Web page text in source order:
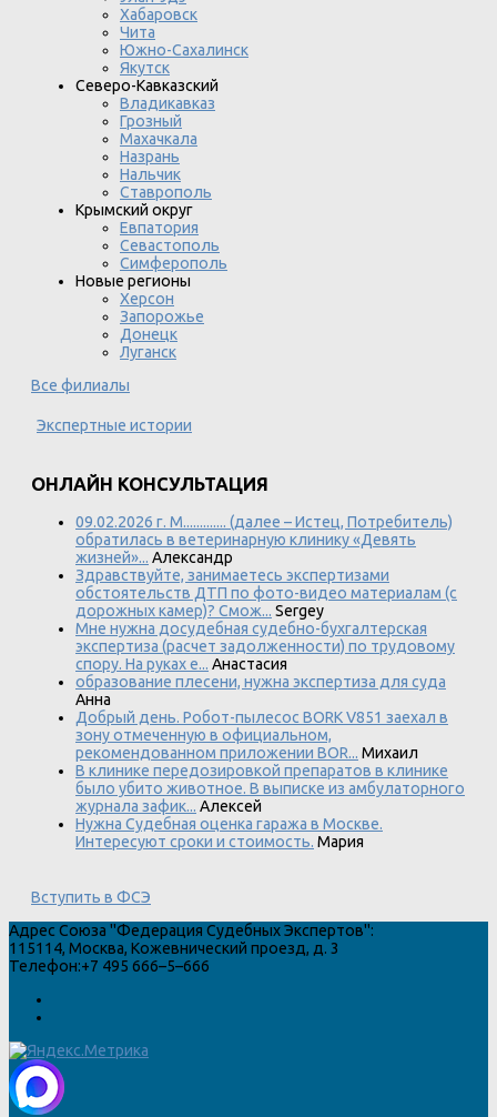
Хабаровск
Чита
Южно-Сахалинск
Якутск
Северо-Кавказский
Владикавказ
Грозный
Махачкала
Назрань
Нальчик
Ставрополь
Крымский округ
Евпатория
Севастополь
Симферополь
Новые регионы
Херсон
Запорожье
Донецк
Луганск
Все филиалы
Экспертные истории
ОНЛАЙН КОНСУЛЬТАЦИЯ
09.02.2026 г. М............. (далее – Истец, Потребитель)
обратилась в ветеринарную клинику «Девять
жизней»... Александр
Здравствуйте, занимаетесь экспертизами
обстоятельств ДТП по фото-видео материалам (с
дорожных камер)? Смож... Sergey
Мне нужна досудебная судебно-бухгалтерская
экспертиза (расчет задолженности) по трудовому
спору. На руках е... Анастасия
образование плесени, нужна экспертиза для суда
Анна
Добрый день. Робот-пылесос BORK V851 заехал в
зону отмеченную в официальном,
рекомендованном приложении BOR... Михаил
В клинике передозировкой препаратов в клинике
было убито животное. В выписке из амбулаторного
журнала зафик... Алексей
Нужна Судебная оценка гаража в Москве.
Интересуют сроки и стоимость. Мария
Вступить в ФСЭ
Адрес Союза "Федерация Судебных Экспертов":
115114, Москва, Кожевнический проезд, д. 3
Телефон:+7 495 666–5–666